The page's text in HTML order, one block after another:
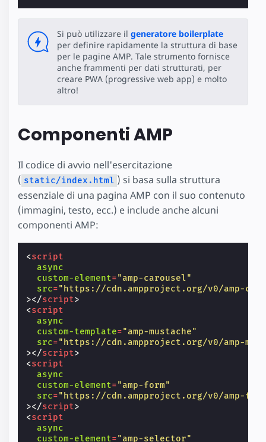
Si può utilizzare il generatore boilerplate
per definire rapidamente la struttura di base
per le pagine AMP. Tale strumento fornisce
anche frammenti per dati strutturati, per
creare PWA (progressive web app) e molto
altro!
Componenti AMP
Il codice di avvio nell'esercitazione
( static/index.html ) si basa sulla struttura
essenziale di una pagina AMP con il suo contenuto
(immagini, testo, ecc.) e include anche alcuni
componenti AMP:
<script
async
custom-element="amp-carousel"
src="https://cdn.ampproject.org/v0/amp-
></script>
<script
async
custom-template="amp-mustache"
src="https://cdn.ampproject.org/v0/amp-
></script>
<script
async
custom-element="amp-form"
src="https://cdn.ampproject.org/v0/amp-
></script>
<script
async
custom-element="amp-selector"